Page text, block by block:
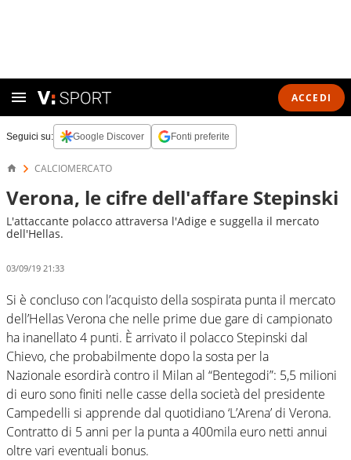
ACCEDI
Seguici su: Google Discover Fonti preferite
CALCIOMERCATO
Verona, le cifre dell'affare Stepinski
L'attaccante polacco attraversa l'Adige e suggella il mercato
dell'Hellas.
03/09/19 21:33
Si è concluso con l’acquisto della sospirata punta il mercato
dell’Hellas Verona che nelle prime due gare di campionato
ha inanellato 4 punti. È arrivato il polacco Stepinski dal
Chievo, che probabilmente dopo la sosta per la
Nazionale esordirà contro il Milan al “Bentegodi”: 5,5 milioni
di euro sono finiti nelle casse della società del presidente
Campedelli si apprende dal quotidiano ‘L’Arena’ di Verona.
Contratto di 5 anni per la punta a 400mila euro netti annui
oltre vari eventuali bonus.